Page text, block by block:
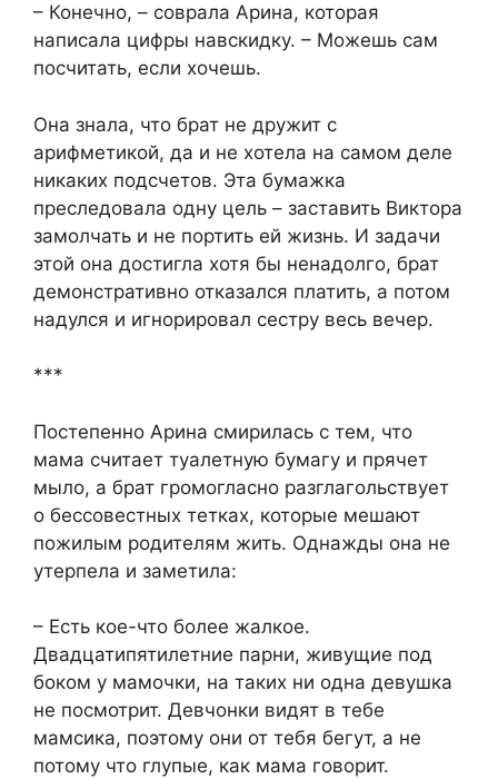
– Конечно, – соврала Арина, которая
написала цифры навскидку. – Можешь сам
посчитать, если хочешь.
Она знала, что брат не дружит с
арифметикой, да и не хотела на самом деле
никаких подсчетов. Эта бумажка
преследовала одну цель – заставить Виктора
замолчать и не портить ей жизнь. И задачи
этой она достигла хотя бы ненадолго, брат
демонстративно отказался платить, а потом
надулся и игнорировал сестру весь вечер.
***
Постепенно Арина смирилась с тем, что
мама считает туалетную бумагу и прячет
мыло, а брат громогласно разглагольствует
о бессовестных тетках, которые мешают
пожилым родителям жить. Однажды она не
утерпела и заметила:
– Есть кое-что более жалкое.
Двадцатипятилетние парни, живущие под
боком у мамочки, на таких ни одна девушка
не посмотрит. Девчонки видят в тебе
мамсика, поэтому они от тебя бегут, а не
потому что глупые, как мама говорит.